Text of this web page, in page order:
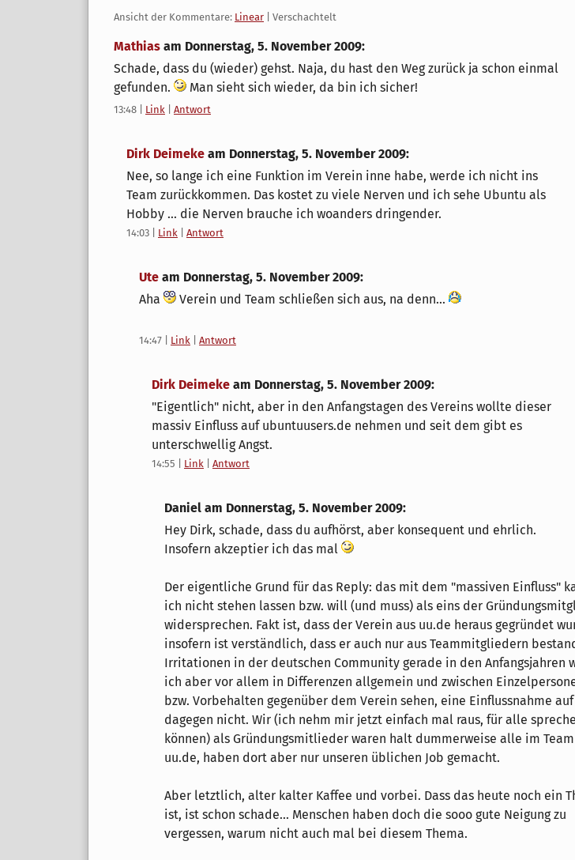
Ansicht der Kommentare: Linear | Verschachtelt
Mathias am Donnerstag, 5. November 2009:
Schade, dass du (wieder) gehst. Naja, du hast den Weg zurück ja schon einmal
gefunden.
Man sieht sich wieder, da bin ich sicher!
13:48 Link Antwort
Dirk Deimeke am Donnerstag, 5. November 2009:
Nee, so lange ich eine Funktion im Verein inne habe, werde ich nicht ins
Team zurückkommen. Das kostet zu viele Nerven und ich sehe Ubuntu als
Hobby ... die Nerven brauche ich woanders dringender.
14:03 Link Antwort
Ute am Donnerstag, 5. November 2009:
Aha
Verein und Team schließen sich aus, na denn...
14:47 Link Antwort
Dirk Deimeke am Donnerstag, 5. November 2009:
"Eigentlich" nicht, aber in den Anfangstagen des Vereins wollte dieser
massiv Einfluss auf ubuntuusers.de nehmen und seit dem gibt es
unterschwellig Angst.
14:55 Link Antwort
Daniel am Donnerstag, 5. November 2009:
Hey Dirk, schade, dass du aufhörst, aber konsequent und ehrlich.
Insofern akzeptier ich das mal
Der eigentliche Grund für das Reply: das mit dem "massiven Einfluss"
ich nicht stehen lassen bzw. will (und muss) als eins der
widersprechen. Fakt ist, dass der Verein aus uu.de heraus gegründet
insofern ist verständlich, dass er auch nur aus Teammitgliedern
Irritationen in der deutschen Community gerade in den Anfangsjahren
ich aber vor allem in Differenzen allgemein und zwischen
bzw. Vorbehalten gegenüber dem Verein sehen, eine Einflussnahme
dagegen nicht. Wir (ich nehm mir jetzt einfach mal raus, für alle
können) als Gründungsmitlieder waren halt dummerweise alle im
uu.de, haben dort aber nur unseren üblichen Job gemacht.
Aber letztlich, alter kalter Kaffee und vorbei. Dass das heute noch ein
ist, ist schon schade... Menschen haben doch die sooo gute Neigung zu
vergessen, warum nicht auch mal bei diesem Thema.